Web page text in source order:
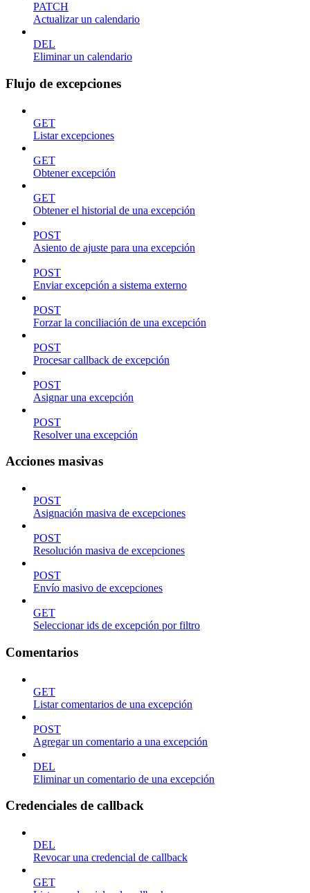
PATCH
Actualizar un calendario
DEL
Eliminar un calendario
Flujo de excepciones
GET
Listar excepciones
GET
Obtener excepción
GET
Obtener el historial de una excepción
POST
Asiento de ajuste para una excepción
POST
Enviar excepción a sistema externo
POST
Forzar la conciliación de una excepción
POST
Procesar callback de excepción
POST
Asignar una excepción
POST
Resolver una excepción
Acciones masivas
POST
Asignación masiva de excepciones
POST
Resolución masiva de excepciones
POST
Envío masivo de excepciones
GET
Seleccionar ids de excepción por filtro
Comentarios
GET
Listar comentarios de una excepción
POST
Agregar un comentario a una excepción
DEL
Eliminar un comentario de una excepción
Credenciales de callback
DEL
Revocar una credencial de callback
GET